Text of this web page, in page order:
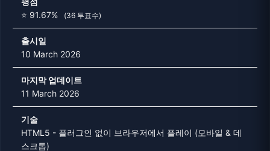
⭐ 91.67%
(36 투표수)
출시일
10 March 2026
마지막 업데이트
11 March 2026
기술
HTML5 - 플러그인 없이 브라우저에서 플레이 (모바일 & 데
스크톱)